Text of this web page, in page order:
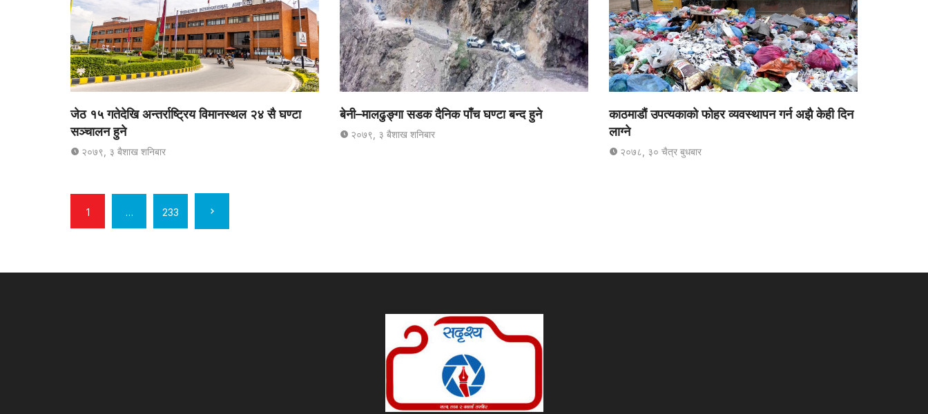
जेठ १५ गतेदेखि अन्तर्राष्ट्रिय विमानस्थल २४ सै घण्टा
सञ्चालन हुने
२०७९, ३ बैशाख शनिबार
बेनी–मालढुङ्गा सडक दैनिक पाँच घण्टा बन्द हुने
२०७९, ३ बैशाख शनिबार
काठमाडौं उपत्यकाको फोहर व्यवस्थापन गर्न अझै केही दिन
लाग्ने
२०७८, ३० चैत्र बुधबार
लेखहरुकाे
1 … 233